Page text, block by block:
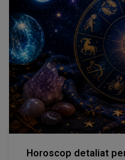
Horoscop detaliat